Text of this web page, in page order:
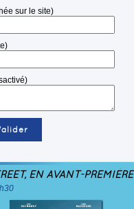
sur le site)
EN AVANT-PREMIÈRE